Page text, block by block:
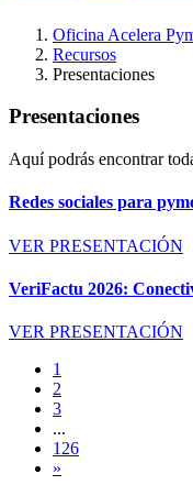
Oficina Acelera
Recursos
Presentaciones
Presentaciones
Aquí podrás encontrar
Redes sociales para
VER PRESENTACIÓN
VeriFactu 2026:
VER PRESENTACIÓN
1
2
3
...
126
»